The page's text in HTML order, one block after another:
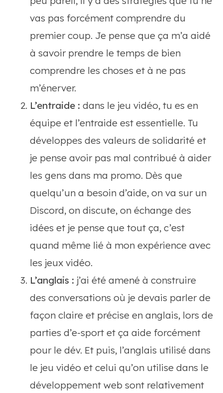
vas pas forcément comprendre du
premier coup. Je pense que ça m’a aidé
à savoir prendre le temps de bien
comprendre les choses et à ne pas
m’énerver.
L’entraide : dans le jeu vidéo, tu es en
équipe et l’entraide est essentielle. Tu
développes des valeurs de solidarité et
je pense avoir pas mal contribué à aider
les gens dans ma promo. Dès que
quelqu’un a besoin d’aide, on va sur un
Discord, on discute, on échange des
idées et je pense que tout ça, c’est
quand même lié à mon expérience avec
les jeux vidéo.
L’anglais : j’ai été amené à construire
des conversations où je devais parler de
façon claire et précise en anglais, lors de
parties d’e-sport et ça aide forcément
pour le dév. Et puis, l’anglais utilisé dans
le jeu vidéo et celui qu’on utilise dans le
développement web sont relativement